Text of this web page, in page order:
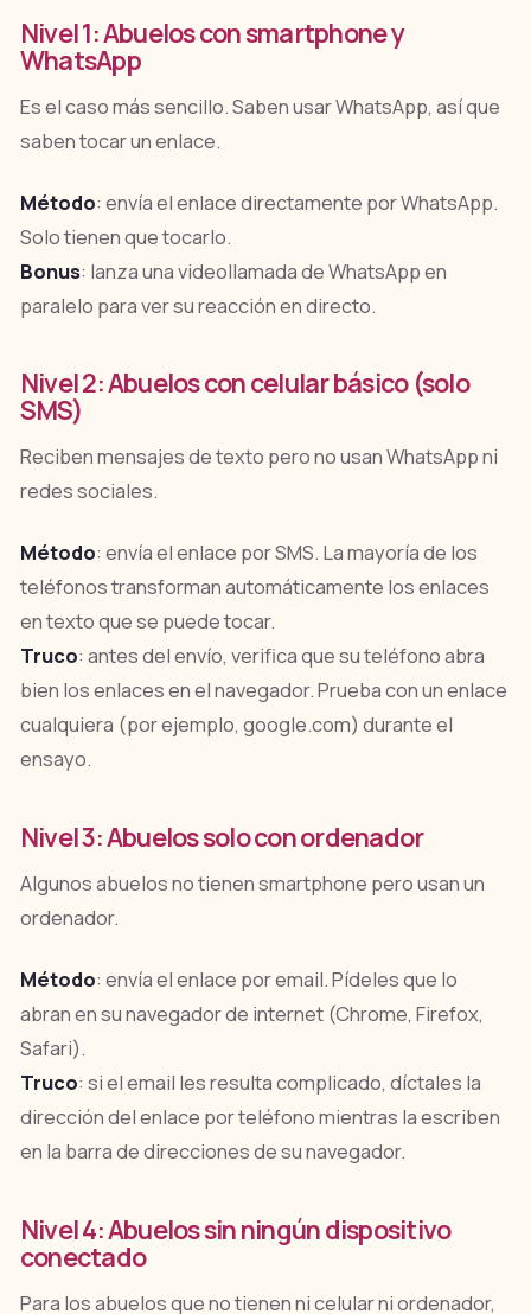
Nivel 1: Abuelos con smartphone y
WhatsApp
Es el caso más sencillo. Saben usar WhatsApp, así que
saben tocar un enlace.
Método: envía el enlace directamente por WhatsApp.
Solo tienen que tocarlo.
Bonus: lanza una videollamada de WhatsApp en
paralelo para ver su reacción en directo.
Nivel 2: Abuelos con celular básico (solo
SMS)
Reciben mensajes de texto pero no usan WhatsApp ni
redes sociales.
Método: envía el enlace por SMS. La mayoría de los
teléfonos transforman automáticamente los enlaces
en texto que se puede tocar.
Truco: antes del envío, verifica que su teléfono abra
bien los enlaces en el navegador. Prueba con un enlace
cualquiera (por ejemplo, google.com) durante el
ensayo.
Nivel 3: Abuelos solo con ordenador
Algunos abuelos no tienen smartphone pero usan un
ordenador.
Método: envía el enlace por email. Pídeles que lo
abran en su navegador de internet (Chrome, Firefox,
Safari).
Truco: si el email les resulta complicado, díctales la
dirección del enlace por teléfono mientras la escriben
en la barra de direcciones de su navegador.
Nivel 4: Abuelos sin ningún dispositivo
conectado
Para los abuelos que no tienen ni celular ni ordenador,